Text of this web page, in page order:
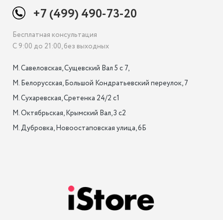
+7 (499) 490-73-20
Бесплатная консультация
С 9:00 до 21:00, без выходных
М. Савеловская, Сущевский Вал 5 с 7,
М. Белорусская, Большой Кондратьевский переулок, 7
М. Сухаревская, Сретенка 24/2 с1
М. Октябрьская, Крымский Вал, 3 с2
М. Дубровка, Новоостаповская улица, 6Б